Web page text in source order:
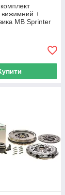
+
MB Sprinter
OM611 LuK 600